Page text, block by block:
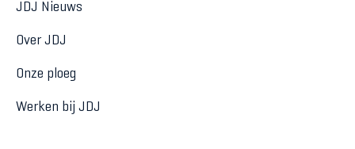
JDJ Nieuws
Over JDJ
Onze ploeg
Werken bij JDJ